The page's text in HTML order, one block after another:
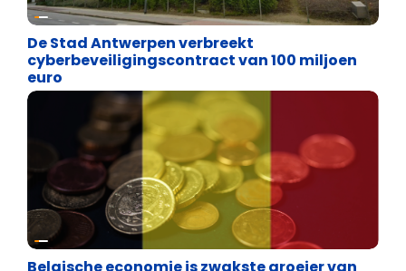
Binnenland politiek
De Stad Antwerpen verbreekt
cyberbeveiligingscontract van 100 miljoen
euro
Binnenland politiek